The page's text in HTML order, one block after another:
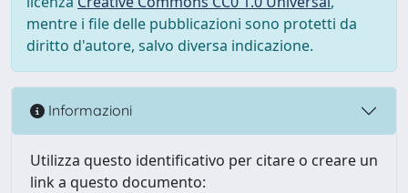
mentre i file delle pubblicazioni sono protetti da
diritto d'autore, salvo diversa indicazione.
Informazioni
Utilizza questo identificativo per citare o creare un
link a questo documento: